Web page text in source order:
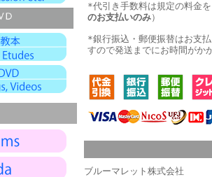
*代引き手数料は規定の料金
のお支払いのみ）
*銀行振込・郵便振替はお支
すので発送までにお時間がか
ブルーマレット株式会社